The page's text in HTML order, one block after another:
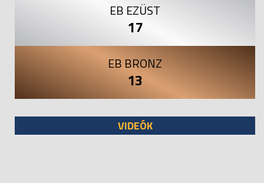
EB EZÜST
17
EB BRONZ
13
VIDEÓK